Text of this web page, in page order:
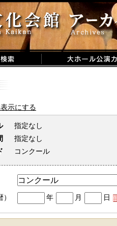
示にする
指定なし
指定なし
コンクール
年 月 日